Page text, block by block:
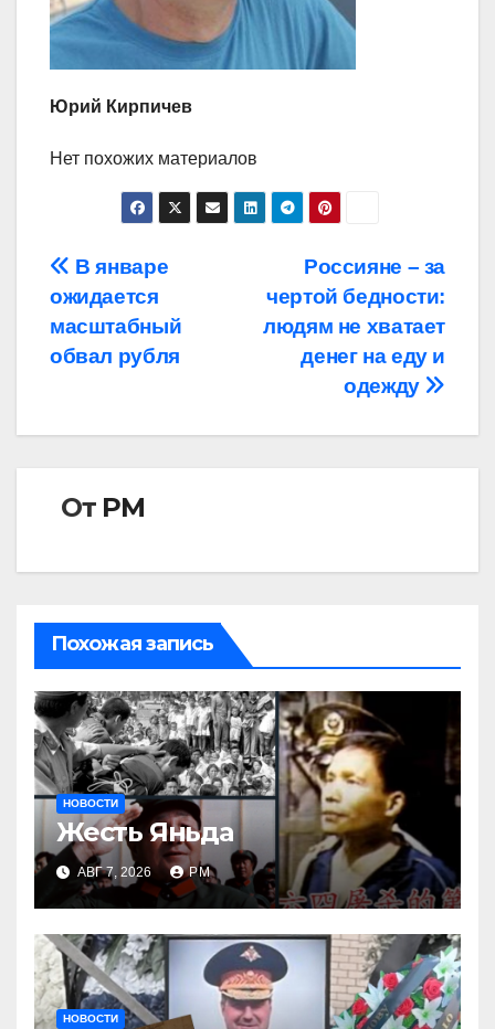
Юрий Кирпичев
Нет похожих материалов
Навигация
по
записям
Россияне – за
чертой бедности:
людям не хватает
денег на еду и
одежду
В январе
ожидается
масштабный
обвал рубля
От РМ
Похожая запись
НОВОСТИ
Жесть Яньда
АВГ 7, 2026 РМ
НОВОСТИ